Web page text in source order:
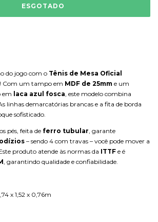
do jogo com o Tênis de Mesa Oficial
! Com um tampo em MDF de 25mm e um
em laca azul fosca, este modelo combina
linhas demarcatórias brancas e a fita de borda
sofisticado.
pés, feita de ferro tubular, garante
– sendo 4 com travas – você pode mover a
produto atende às normas da ITTF e é
, garantindo qualidade e confiabilidade.
x 1,52 x 0,76m